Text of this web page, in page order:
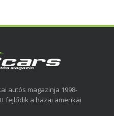
autós magazinja 1998-
fejlődik a hazai amerikai